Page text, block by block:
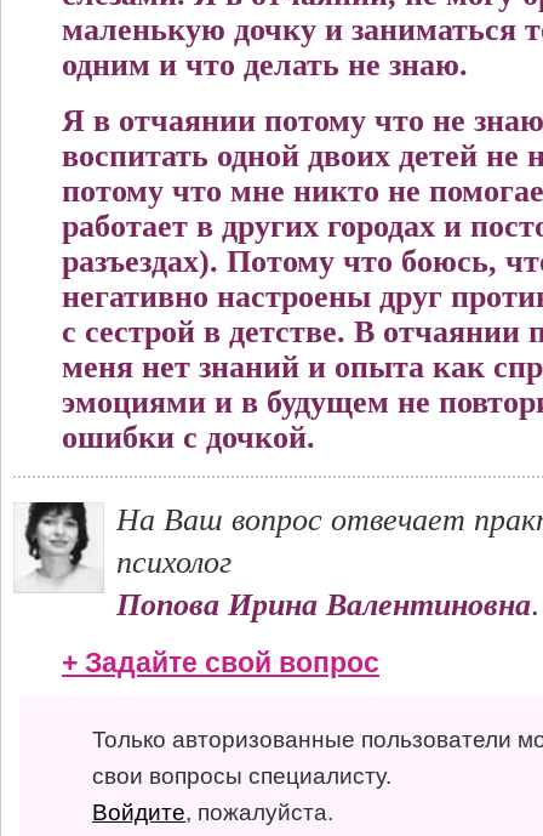
маленькую дочку и заниматься
одним и что делать не знаю.
Я в отчаянии потому что не
воспитать одной двоих детей не
потому что мне никто не
работает в других городах и
разъездах). Потому что боюсь,
негативно настроены друг
с сестрой в детстве. В отчаянии
меня нет знаний и опыта как
эмоциями и в будущем не
ошибки с дочкой.
На Ваш вопрос отвечает
психолог
Попова Ирина Валентиновна.
+ Задайте свой вопрос
Только авторизованные пользователи
свои вопросы специалисту.
Войдите, пожалуйста.